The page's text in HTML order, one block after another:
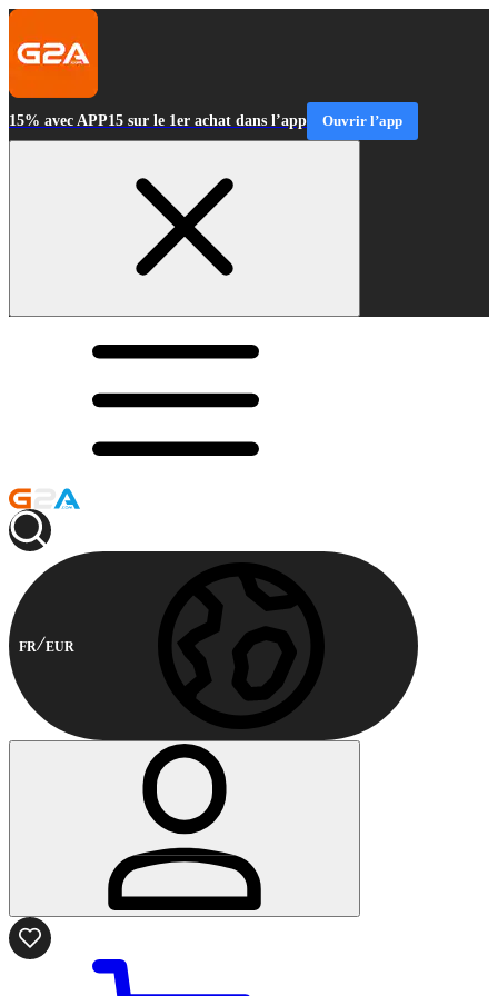
15% avec APP15 sur le 1er achat dans l’app Ouvrir l’app
FR EUR